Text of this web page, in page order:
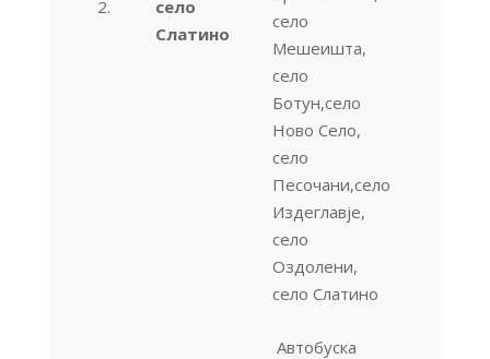
2.
село
Слатино
село
Мешеишта,
село
Ботун,село
Ново Село,
село
Песочани,село
Издеглавје,
село
Оздолени,
село Слатино
Автобуска